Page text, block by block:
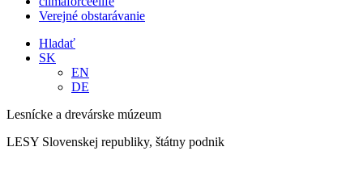
Verejné obstarávanie
Hladať
SK
EN
DE
Lesnícke a drevárske múzeum
LESY Slovenskej republiky, štátny podnik